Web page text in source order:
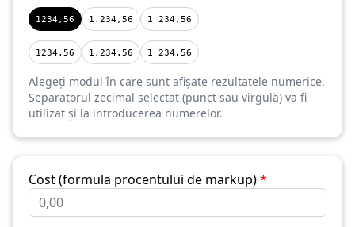
1234,56 1.234,56 1 234,56
1234.56 1,234.56 1 234.56
Alegeți modul în care sunt afișate rezultatele numerice.
Separatorul zecimal selectat (punct sau virgulă) va fi
utilizat și la introducerea numerelor.
Cost (formula procentului de markup)*